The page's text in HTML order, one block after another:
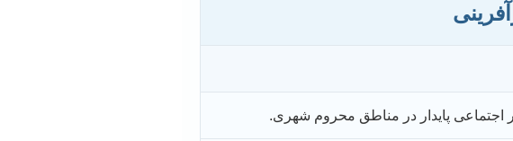
پایدار در مناطق محروم شهری.